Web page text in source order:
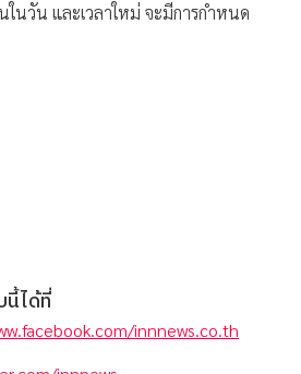
นวัน และเวลาใหม่ จะมีการกำหนด
นี้ได้ที่
innnews.co.th